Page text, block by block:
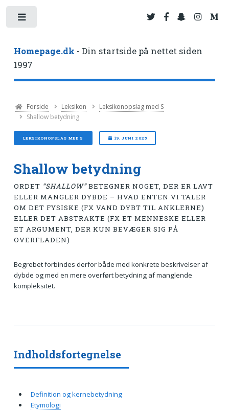
Homepage.dk - Din startside på nettet siden
1997
Forside Leksikon
Leksikonopslag med S
Shallow betydning
LEKSIKONOPSLAG MED S 19. JUNI 2025
Shallow betydning
ORDET “SHALLOW”BETEGNER NOGET, DER ER LAVT
ELLER MANGLER DYBDE – HVAD ENTEN VI TALER
OM DET FYSISKE (FX VAND DYBT TIL ANKLERNE)
ELLER DET ABSTRAKTE (FX ET MENNESKE ELLER
ET ARGUMENT, DER KUN BEVÆGER SIG PÅ
OVERFLADEN)
Begrebet forbindes derfor både med konkrete beskrivelser af
dybde og med en mere overført betydning af manglende
kompleksitet.
Indholdsfortegnelse
Definition og kernebetydning
Etymologi